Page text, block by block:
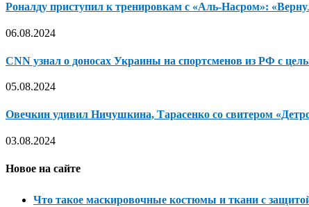
Роналду приступил к тренировкам с «Аль-Насром»:
06.08.2024
CNN узнал о доносах Украины на спортсменов из РФ с
05.08.2024
Овечкин удивил Ничушкина, Тарасенко со свитером
03.08.2024
Новое на сайте
Что такое маскировочные костюмы и ткани с